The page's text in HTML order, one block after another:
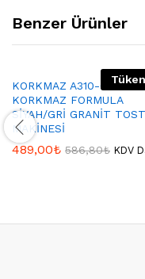
Benzer Ürünler
KORKMAZ A310-03
KORKMAZ FORMULA
SİYAH/GRİ GRANİT TOST
MAKİNESİ
489,00₺ 586,80₺ KDV